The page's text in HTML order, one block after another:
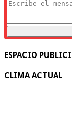
ESPACIO
CLIMA ACTUAL